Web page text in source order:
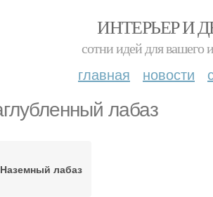
ИНТЕРЬЕР И
сотни идей для вашего
главная новости
лабаз
Наземный лабаз